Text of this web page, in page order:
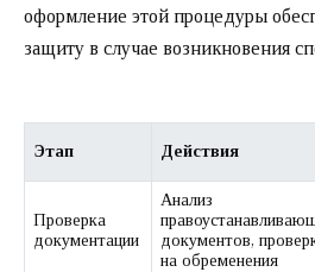
оформление этой процедуры
защиту в случае возникновения
Этап Действия
Проверка
документации
Анализ
документов,
на обременения